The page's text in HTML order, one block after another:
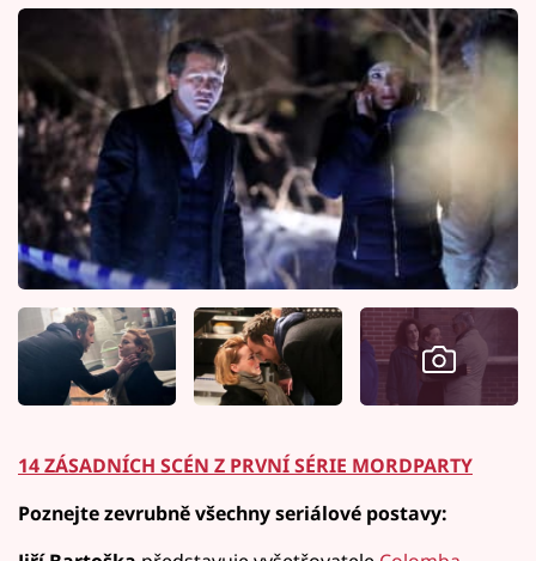
14 ZÁSADNÍCH SCÉN Z PRVNÍ SÉRIE MORDPARTY
Poznejte zevrubně všechny seriálové postavy: